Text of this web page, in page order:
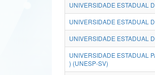
UNIVERSIDADE ESTADUAL
UNIVERSIDADE ESTADUAL
UNIVERSIDADE ESTADUAL
UNIVERSIDADE ESTADUAL
) (UNESP-SV)